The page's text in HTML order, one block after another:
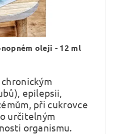
oleji - 12 ml
epilepsii,
při cukrovce
určitelným
organismu.